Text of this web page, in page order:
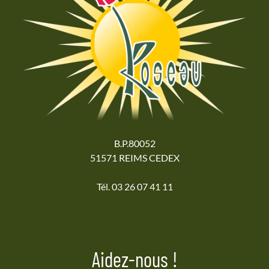
B.P.80052
51571 REIMS CEDEX
Tél. 03 26 07 41 11
Aidez-nous !